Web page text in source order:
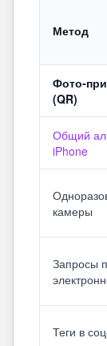
Метод
(QR)
Общий
iPhone
камеры
Запросы
Теги в